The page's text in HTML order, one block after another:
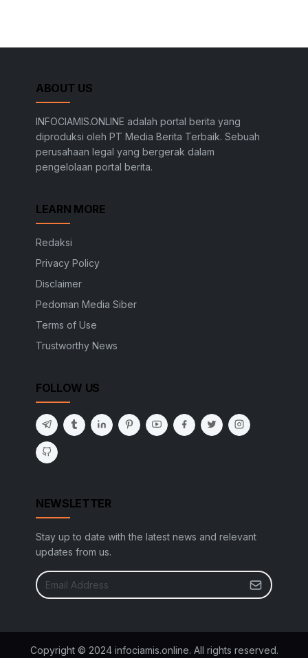
ABOUT US
INFOCIAMIS.ONLINE adalah portal berita yang
diproduksi oleh PT Media Berita Terbaik. Sebuah
perusahaan legal yang bergerak dalam
pengelolaan portal berita.
LEARN MORE
Redaksi
Privacy Policy
Disclaimer
Pedoman Media Siber
Terms of Use
Trustworthy News
FOLLOW US
NEWSLETTER
Stay up to date with the latest news and relevant
updates from us.
Copyright © 2024 infociamis.online. All rights reserved.